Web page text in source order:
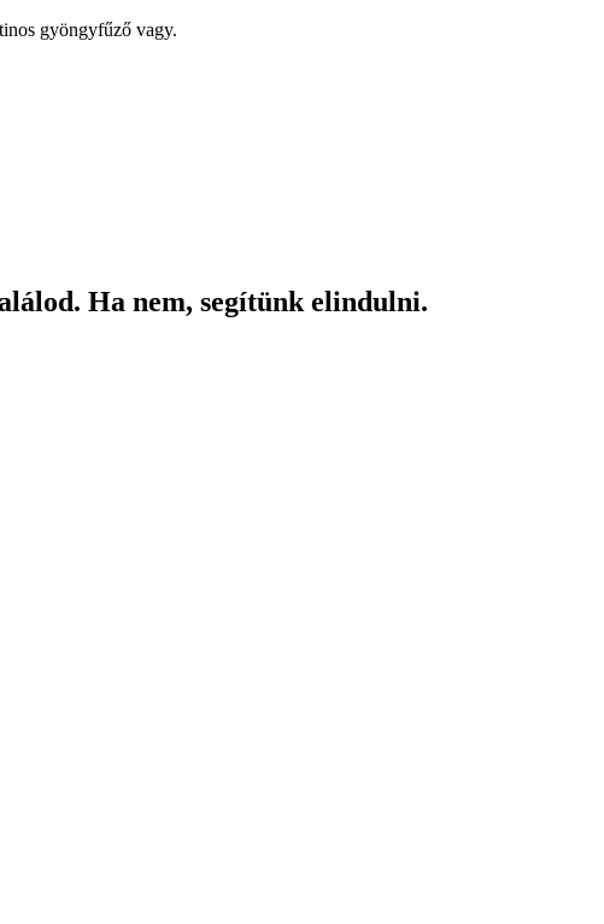
gyöngyfűző vagy.
Ha nem, segítünk elindulni.